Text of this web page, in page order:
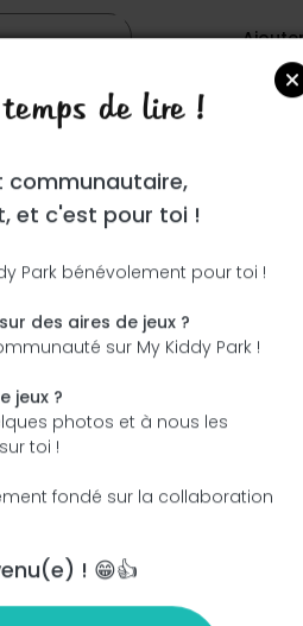
été visité ! À toi de jouer !
J'ajoute des photos
J'ajoute les équipements
de lire !
communautaire,
et c'est pour toi !
Park bénévolement pour toi !
des aires de jeux ?
sur My Kiddy Park !
jeux ?
photos et à nous les
toi !
fondé sur la collaboration
! 😁👍